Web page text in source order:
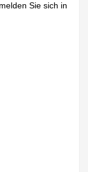
Sie sich in